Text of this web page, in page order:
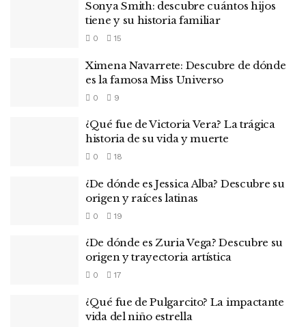
Sonya Smith: descubre cuántos hijos
tiene y su historia familiar
0 15
Ximena Navarrete: Descubre de dónde
es la famosa Miss Universo
0 9
¿Qué fue de Victoria Vera? La trágica
historia de su vida y muerte
0 18
¿De dónde es Jessica Alba? Descubre su
origen y raíces latinas
0 19
¿De dónde es Zuria Vega? Descubre su
origen y trayectoria artística
0 17
¿Qué fue de Pulgarcito? La impactante
vida del niño estrella